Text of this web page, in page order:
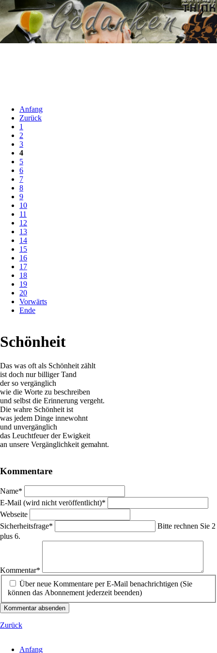
Anfang
Zurück
1
2
3
4
5
6
7
8
9
10
11
12
13
14
15
16
17
18
19
20
Vorwärts
Ende
Schönheit
Das was oft als Schönheit zählt
ist doch nur billiger Tand
der so vergänglich
wie die Worte zu beschreiben
und selbst die Erinnerung vergeht.
Die wahre Schönheit ist
was jedem Dinge innewohnt
und unvergänglich
das Leuchtfeuer der Ewigkeit
an unsere Vergänglichkeit gemahnt.
Kommentare
Pflichtfeld
Name*
Pflichtfeld
E-Mail (wird nicht veröffentlicht)*
Webseite
Pflichtfeld
Sicherheitsfrage*
Bitte rechnen Sie 2
plus 6.
Kommentar*
Über neue Kommentare per E-Mail benachrichtigen (Sie
können das Abonnement jederzeit beenden)
Kommentar absenden
Zurück
Anfang